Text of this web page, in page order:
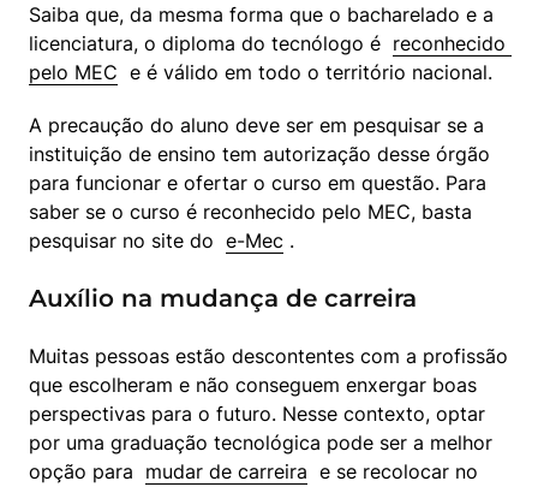
Saiba que, da mesma forma que o bacharelado e a
licenciatura, o diploma do tecnólogo é reconhecido
pelo MEC
  e é válido em todo o território nacional.
A precaução do aluno deve ser em pesquisar se a
instituição de ensino tem autorização desse órgão
para funcionar e ofertar o curso em questão. Para
saber se o curso é reconhecido pelo MEC, basta
pesquisar no site do e-Mec .
Auxílio na mudança de carreira
Muitas pessoas estão descontentes com a profissão
que escolheram e não conseguem enxergar boas
perspectivas para o futuro. Nesse contexto, optar
por uma graduação tecnológica pode ser a melhor
opção para mudar de carreira
  e se recolocar no